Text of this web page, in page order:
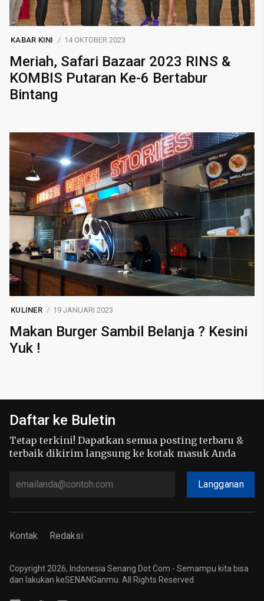
KABAR KINI 14 OKTOBER 2023
Meriah, Safari Bazaar 2023 RINS &
KOMBIS Putaran Ke-6 Bertabur
Bintang
KULINER 19 JANUARI 2023
Makan Burger Sambil Belanja ? Kesini
Yuk !
Daftar ke Buletin
Tetap terkini! Dapatkan semua posting terbaru &
terbaik dikirim langsung ke kotak masuk Anda
Langganan
Kontak Redaksi
Copyright 2026, Indonesia Senang Dot Com - Semampu kita bisa
dan lakukan keSENANGanmu. All Rights Reserved.